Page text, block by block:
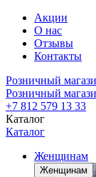
Акции
О нас
Отзывы
Контакты
Розничный
Розничный
+7 812 579 13 33
Каталог
Каталог
Женщинам
Женщинам